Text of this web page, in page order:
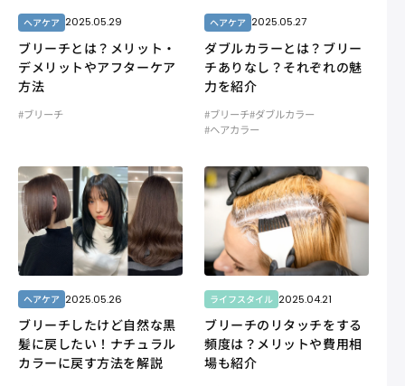
ヘアケア 2025.05.29
ブリーチとは？メリット・
デメリットやアフターケア
方法
#ブリーチ
ヘアケア 2025.05.27
ダブルカラーとは？ブリー
チありなし？それぞれの魅
力を紹介
#ブリーチ#ダブルカラー
#ヘアカラー
ヘアケア 2025.05.26
ブリーチしたけど自然な黒
髪に戻したい！ナチュラル
カラーに戻す方法を解説
ライフスタイル 2025.04.21
ブリーチのリタッチをする
頻度は？メリットや費用相
場も紹介